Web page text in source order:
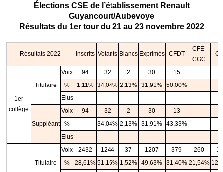
Élections CSE de l’établissement Renault
Guyancourt/Aubevoye
Résultats du 1er tour du 21 au 23 novembre 2022
Résultats 2022 Inscrits Votants Blancs Exprimés CFDT
CFE-
CGC
1er
collège
Titulaire
Voix 94 32 2 30
15
%
1,11% 34,04% 2,13% 31,91% 50,00%
Elus
Suppléant
Voix 94 32 2 30
13
%
34,04% 2,13% 31,91% 43,33%
Elus
Titulaire
Voix 2432 1244 37 1207 379 260
%
28,61% 51,15% 1,52% 49,63% 31,40% 21,54%